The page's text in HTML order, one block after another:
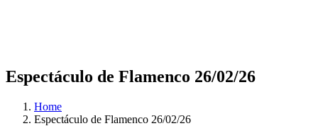
Espectáculo de Flamenco 26/02/26
Home
Espectáculo de Flamenco 26/02/26